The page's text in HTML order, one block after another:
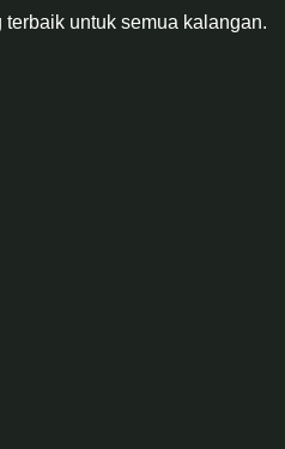
untuk semua kalangan.